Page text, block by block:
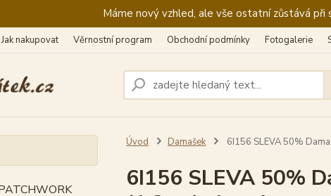
Máme nový vzhled, ale vše ostatní zůstává
Jak nakupovat Věrnostní program Obchodní podmínky Fotogalerie
Úvod Damašek 6I156 SLEVA 50%
6I156 SLEVA 50%